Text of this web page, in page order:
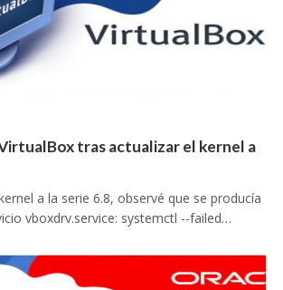
tras actualizar el kernel a
a la serie 6.8, observé que se producía
vboxdrv.service: systemctl --failed…